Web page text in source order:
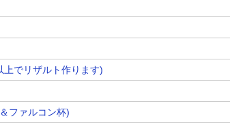
でリザルト作ります)
ファルコン杯)